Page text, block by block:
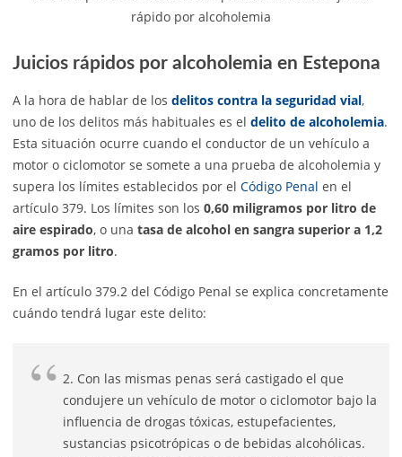
rápido por alcoholemia
Juicios rápidos por alcoholemia en Estepona
A la hora de hablar de los delitos contra la seguridad vial,
uno de los delitos más habituales es el delito de alcoholemia.
Esta situación ocurre cuando el conductor de un vehículo a
motor o ciclomotor se somete a una prueba de alcoholemia y
supera los límites establecidos por el Código Penal en el
artículo 379. Los límites son los 0,60 miligramos por litro de
aire espirado, o una tasa de alcohol en sangra superior a 1,2
gramos por litro.
En el artículo 379.2 del Código Penal se explica concretamente
cuándo tendrá lugar este delito:
2. Con las mismas penas será castigado el que
condujere un vehículo de motor o ciclomotor bajo la
influencia de drogas tóxicas, estupefacientes,
sustancias psicotrópicas o de bebidas alcohólicas.